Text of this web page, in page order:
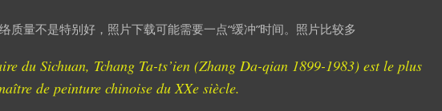
质量不是特别好，照片下载可能需要一点“缓冲”时间。照片比较多
du Sichuan, Tchang Ta-ts’ien (Zhang Da-qian 1899-1983) est le plus
de peinture chinoise du XXe siècle.